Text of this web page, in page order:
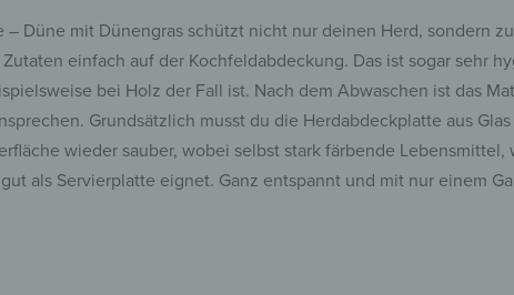
Düne mit Dünengras schützt nicht nur deinen Herd, sondern
einfach auf der Kochfeldabdeckung. Das ist sogar sehr
bei Holz der Fall ist. Nach dem Abwaschen ist das
Grundsätzlich musst du die Herdabdeckplatte aus
wieder sauber, wobei selbst stark färbende Lebensmittel,
als Servierplatte eignet. Ganz entspannt und mit nur einem